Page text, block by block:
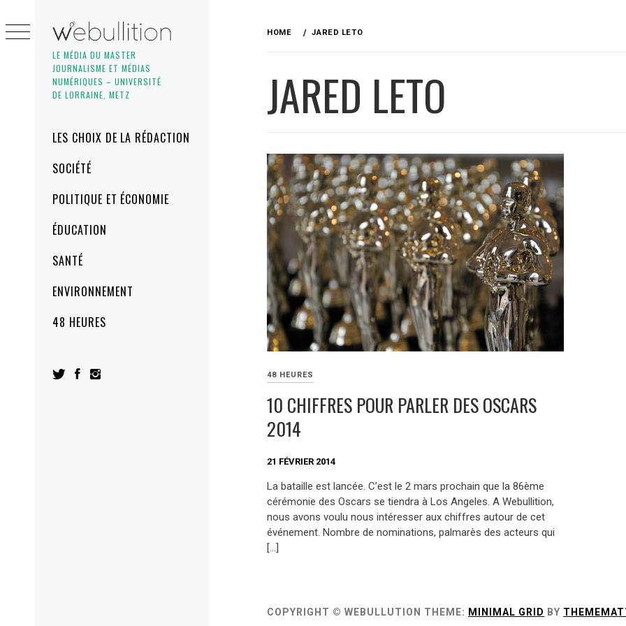
LE MÉDIA DU MASTER
JOURNALISME ET MÉDIAS
NUMÉRIQUES – UNIVERSITÉ
DE LORRAINE, METZ
MenuLES CHOIX DE LA RÉDACTION
SOCIÉTÉ
POLITIQUE ET ÉCONOMIE
ÉDUCATION
SANTÉ
ENVIRONNEMENT
48 HEURES
to
content
HOME JARED LETO
JARED LETO
48 HEURES
10 CHIFFRES POUR PARLER DES OSCARS
2014
21 FÉVRIER 2014
La bataille est lancée. C’est le 2 mars prochain que la 86ème
cérémonie des Oscars se tiendra à Los Angeles. A Webullition,
nous avons voulu nous intéresser aux chiffres autour de cet
événement. Nombre de nominations, palmarès des acteurs qui
[…]
COPYRIGHT © WEBULLUTION THEME: MINIMAL GRID BY